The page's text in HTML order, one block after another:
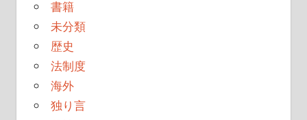
書籍
未分類
歴史
法制度
海外
独り言